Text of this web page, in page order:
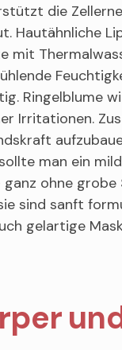
die
Hautähnliche
mit
Ringelblume
Irritationen.
man ein
ohne grobe
sind sanft
gelartige